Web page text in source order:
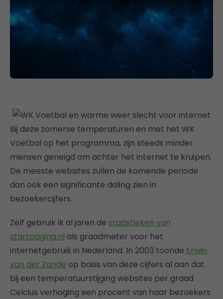
Bij deze zomerse temperaturen en met het WK
Voetbal op het programma, zijn steeds minder
mensen geneigd om achter het internet te kruipen.
De meeste websites zullen de komende periode
dan ook een significante daling zien in
bezoekercijfers.
Zelf gebruik ik al jaren de statistieken van
startpagina.nl als graadmeter voor het
internetgebruik in Nederland. In 2003 toonde Erwin
van der Zande op basis van deze cijfers al aan dat
bij een temperatuurstijging websites per graad
Celcius verhoging een procent van haar bezoekers